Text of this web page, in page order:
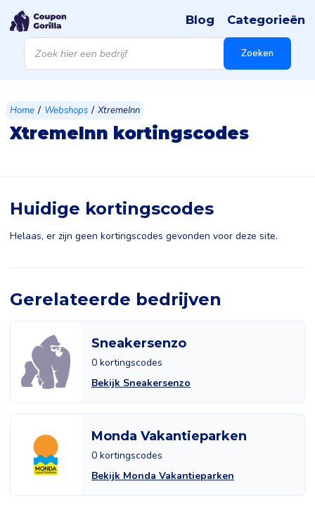
Producten
zoeken Zoeken
Blog Categorieën
Home / Webshops / XtremeInn
XtremeInn kortingscodes
Huidige kortingscodes
Helaas, er zijn geen kortingscodes gevonden voor deze site.
Gerelateerde bedrijven
Sneakersenzo
0 kortingscodes
Bekijk Sneakersenzo
Monda Vakantieparken
0 kortingscodes
Bekijk Monda Vakantieparken